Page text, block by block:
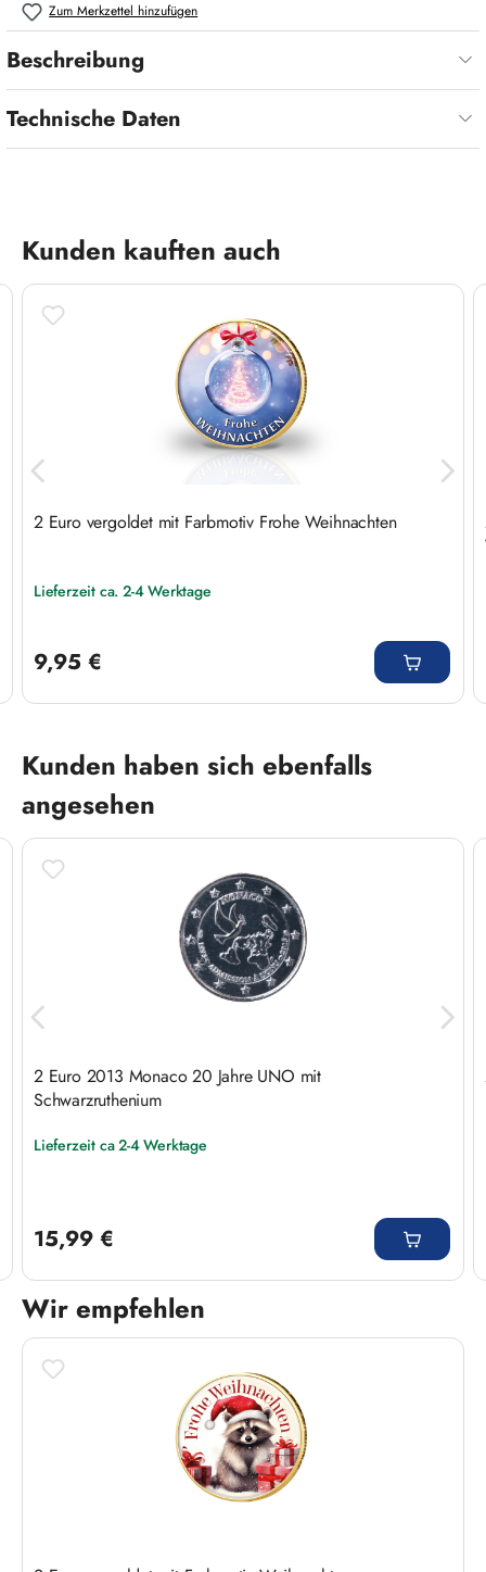
Zum Merkzettel hinzufügen
Beschreibung
Technische Daten
Produktgalerie überspringen
Kunden kauften auch
2 Euro vergoldet mit Farbmotiv Frohe Weihnachten
Lieferzeit ca. 2-4 Werktage
9,95 €
Produktgalerie überspringen
Kunden haben sich ebenfalls
angesehen
2 Euro 2013 Monaco 20 Jahre UNO mit
Schwarzruthenium
Lieferzeit ca 2-4 Werktage
15,99 €
Wir empfehlen
Produktgalerie überspringen